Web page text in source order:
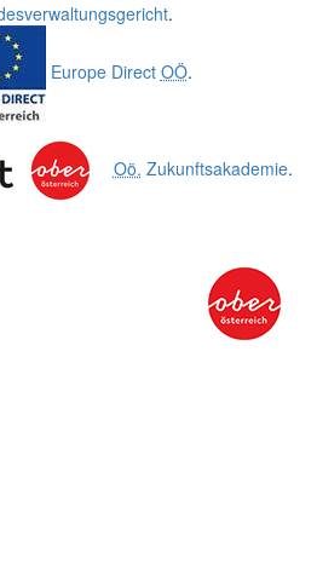
.
Europe Direct OÖ.
Oö. Zukunftsakademie.